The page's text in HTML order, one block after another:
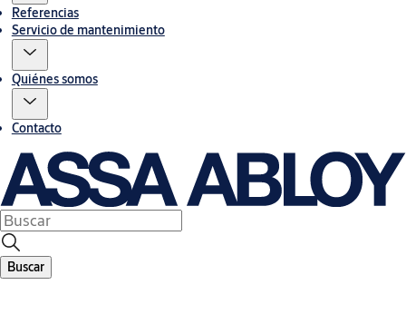
Referencias
Servicio de mantenimiento
Quiénes somos
Contacto
Buscar